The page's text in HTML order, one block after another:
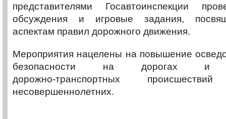
представителями Госавтоинспекции
обсуждения и игровые задания,
аспектам правил дорожного движения.
Мероприятия нацелены на повышение
безопасности на дорогах и
дорожно‑транспортных
несовершеннолетних.